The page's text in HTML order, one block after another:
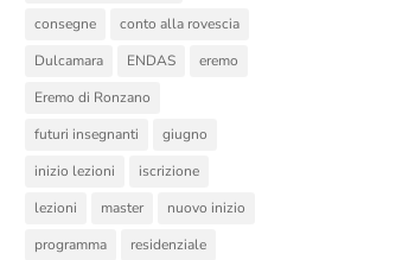
consegne
conto alla rovescia
Dulcamara
ENDAS
eremo
Eremo di Ronzano
futuri insegnanti
giugno
inizio lezioni
iscrizione
lezioni
master
nuovo inizio
programma
residenziale